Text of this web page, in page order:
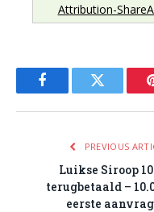
Attribution-
FacebookTwitter
PREVIOUS
Luikse Siroop
terugbetaald –
eerste